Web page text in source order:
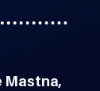
Mastna,